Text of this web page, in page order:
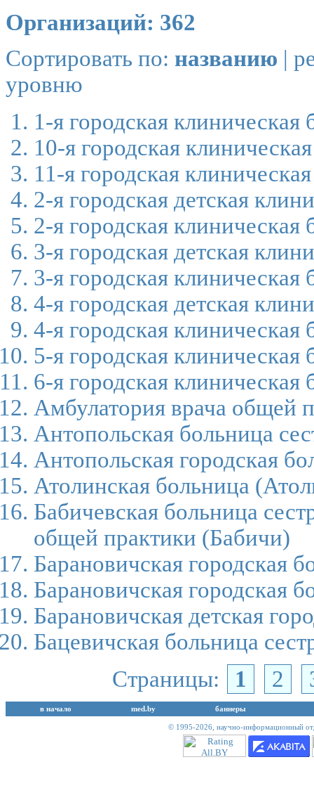
Организаций: 362
Сортировать по: названию |
уровню
1-я городская клиническая
10-я городская
11-я городская
2-я городская детская
2-я городская клиническая
3-я городская детская
3-я городская
4-я городская детская
4-я городская
5-я городская клиническая
6-я городская клиническая
Амбулатория врача общей
Антопольская больница
Антопольская городская
Атолинская больница
Бабичевская больница
общей практики (Бабичи)
Барановичская городская
Барановичская городская
Барановичская детская
Бацевичская больница
Страницы:
1 2
в начало med.by баннеры
© 1995-2026, научно-информационный